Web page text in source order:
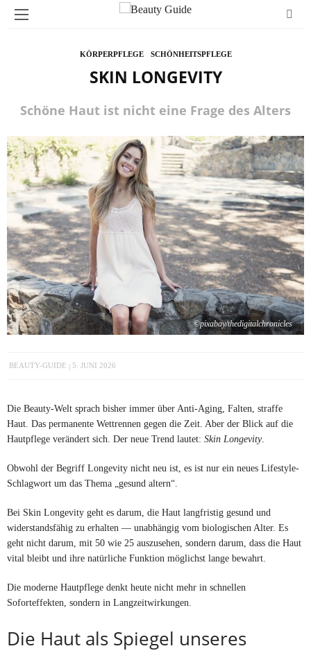
KÖRPERPFLEGE SCHÖNHEITSPFLEGE
SKIN LONGEVITY
Schöne Haut ist nicht eine Frage des Alters
©pixabay/thedigitalchronicles
BEAUTY-GUIDE 5. JUNI 2026
Die Beauty-Welt sprach bisher immer über Anti-Aging, Falten, straffe
Haut. Das permanente Wettrennen gegen die Zeit. Aber der Blick auf die
Hautpflege verändert sich. Der neue Trend lautet: Skin Longevity.
Obwohl der Begriff Longevity nicht neu ist, es ist nur ein neues Lifestyle-
Schlagwort um das Thema „gesund altern“.
Bei Skin Longevity geht es darum, die Haut langfristig gesund und
widerstandsfähig zu erhalten — unabhängig vom biologischen Alter. Es
geht nicht darum, mit 50 wie 25 auszusehen, sondern darum, dass die Haut
vital bleibt und ihre natürliche Funktion möglichst lange bewahrt.
Die moderne Hautpflege denkt heute nicht mehr in schnellen
Soforteffekten, sondern in Langzeitwirkungen.
Die Haut als Spiegel unseres